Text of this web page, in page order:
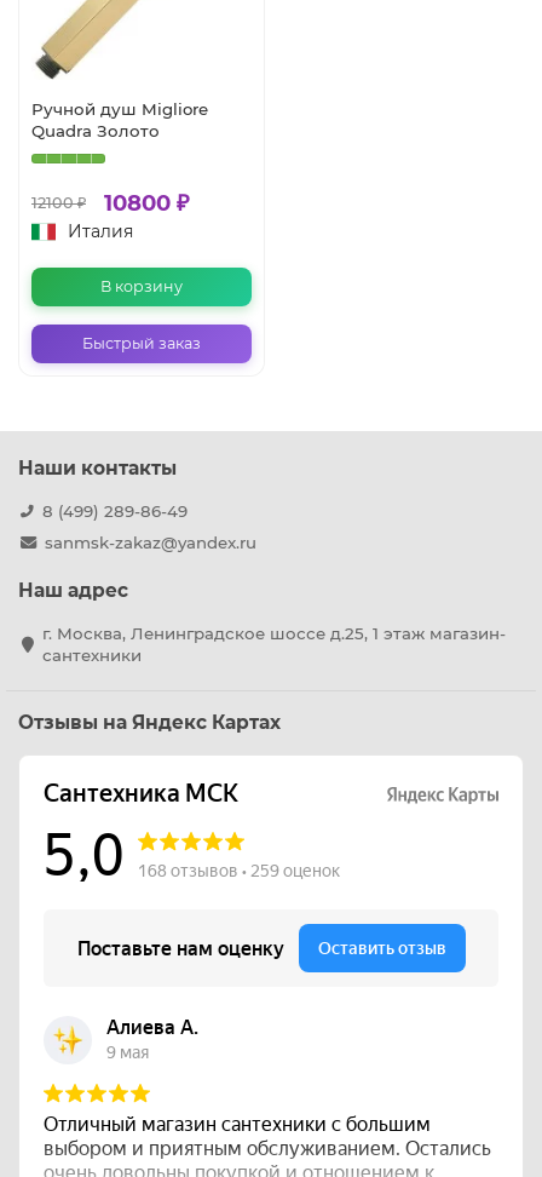
Ручной душ Migliore
Quadra Золото
12100 ₽ 10800 ₽
Италия
В корзину
Быстрый заказ
Наши контакты
8 (499) 289-86-49
sanmsk-zakaz@yandex.ru
Наш адрес
г. Москва, Ленинградское шоссе д.25, 1 этаж магазин-
сантехники
Отзывы на Яндекс Картах